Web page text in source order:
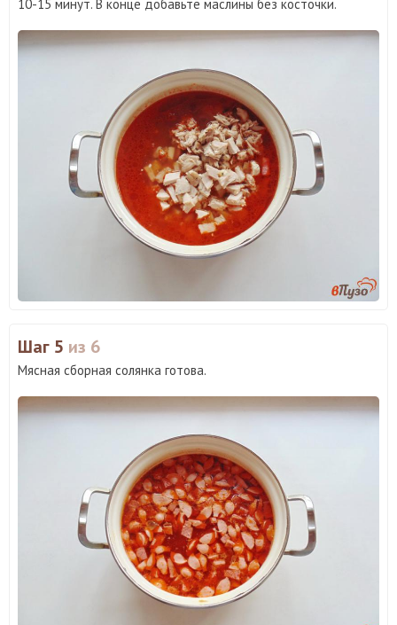
10-15 минут. В конце добавьте маслины без косточки.
Шаг 5 из 6
Мясная сборная солянка готова.